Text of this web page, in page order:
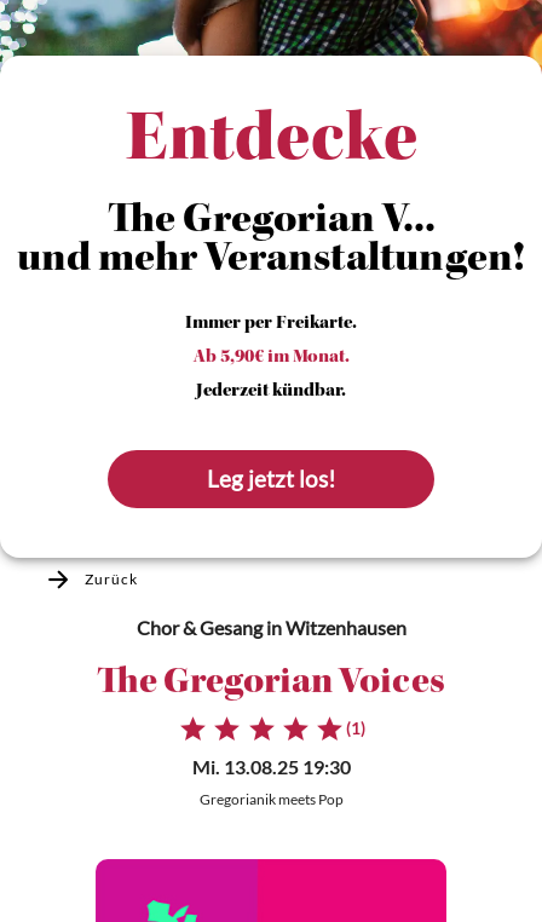
Entdecke
The Gregorian V...
und mehr Veranstaltungen!
Immer per Freikarte.
Ab 5,90€ im Monat.
Jederzeit kündbar.
Leg jetzt los!
Zurück
Chor & Gesangin Witzenhausen
The Gregorian Voices
(1)
Mi. 13.08.25 19:30
Gregorianik meets Pop